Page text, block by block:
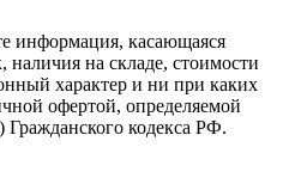
информация, касающаяся
наличия на складе, стоимости
характер и ни при каких
офертой, определяемой
кодекса РФ.